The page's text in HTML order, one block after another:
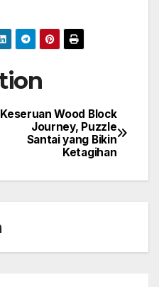
Keseruan Wood Block
Journey, Puzzle
Santai yang Bikin
Ketagihan